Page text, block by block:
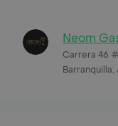
Neom
Carrera 46